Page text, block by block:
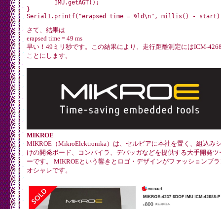
}
さて、結果は
erapsed time = 49 ms
早い！49ミリ秒です。この結果により、走行距離測定にはICM-
ことにします。
MIKROE
MIKROE（MikroElektronika）は、セルビアに本社を置く、組込み
けの開発ボード、コンパイラ、デバッガなどを提供する大手開発ツ
ーです。 MIKROEという響きとロゴ・デザインがファッションブ
オシャレです。